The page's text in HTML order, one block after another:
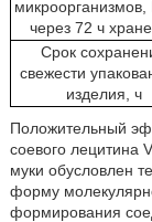
микроорганизмов,
через 72 ч
Срок
свежести
изделия, ч
Положительный
соевого лецитина
муки обусловлен
форму
формирования